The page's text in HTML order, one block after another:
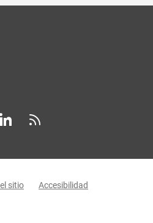
sitio Accesibilidad